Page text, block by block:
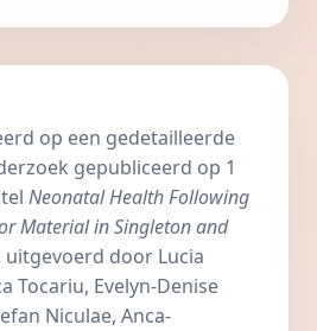
op een gedetailleerde
gepubliceerd op 1
Neonatal Health Following
Material in Singleton and
uitgevoerd door Lucia
Tocariu, Evelyn-Denise
Niculae, Anca-